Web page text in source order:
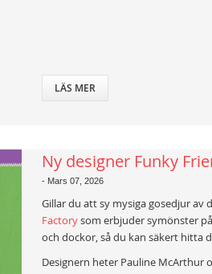
LÄS MER
Ny designer Funky
- Mars 07, 2026
Gillar du att sy mysiga gosedjur
Factorysom erbjuder symönster
och dockor, så du kan säkert hitta
Designern heter Pauline McArthur